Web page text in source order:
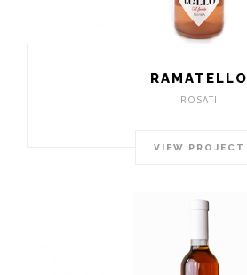
RAMATELLO
ROSATI
VIEW PROJECT